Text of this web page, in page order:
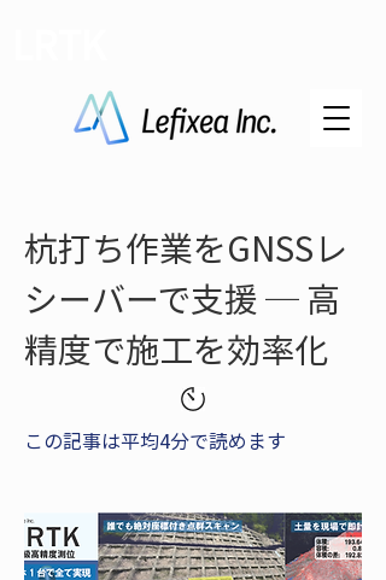
杭打ち作業をGNSSレ
シーバーで支援 ─ 高
精度で施工を効率化
この記事は平均4分で読めます